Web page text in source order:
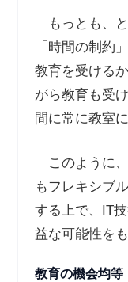
もっとも、
「時間の制約
教育を受ける
がら教育も受
間に常に教室
このように
もフレキシブ
する上で、IT
益な可能性を
教育の機会均等